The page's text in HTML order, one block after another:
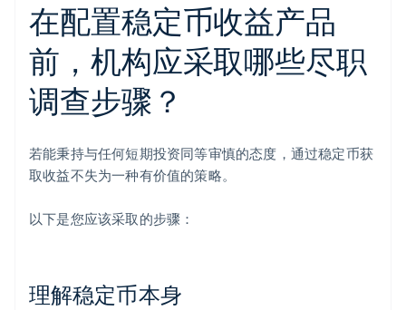
在配置稳定币收益产品
前，机构应采取哪些尽职
调查步骤？
若能秉持与任何短期投资同等审慎的态度，通过稳定币获
取收益不失为一种有价值的策略。
以下是您应该采取的步骤：
理解稳定币本身